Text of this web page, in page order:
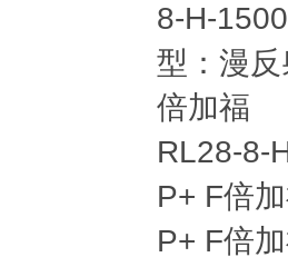
8-H-
型：漫
倍加福
RL28-8-
P+ F倍
P+ F倍